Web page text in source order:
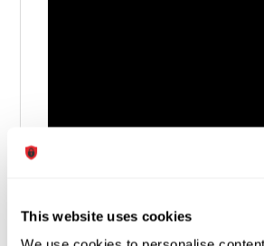
This website uses cookies